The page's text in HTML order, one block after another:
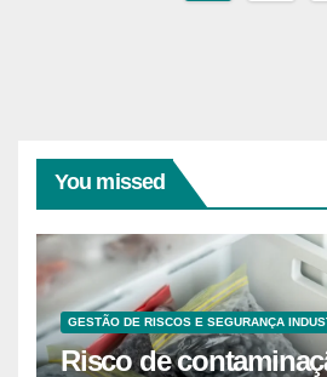
You missed
GESTÃO DE RISCOS E SEGURANÇA
Risco de